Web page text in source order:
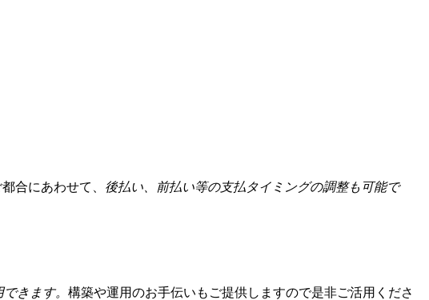
合にあわせて、 後払い、前払い等の支払タイミングの調整も可能で
きます。 構築や運用のお手伝いもご提供しますので是非ご活用くださ